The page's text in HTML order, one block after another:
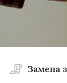
Замена